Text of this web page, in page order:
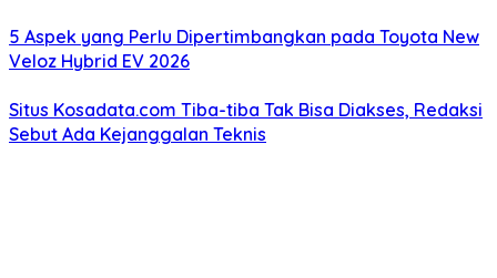
5 Aspek yang Perlu Dipertimbangkan pada Toyota New
Veloz Hybrid EV 2026
Situs Kosadata.com Tiba-tiba Tak Bisa Diakses, Redaksi
Sebut Ada Kejanggalan Teknis